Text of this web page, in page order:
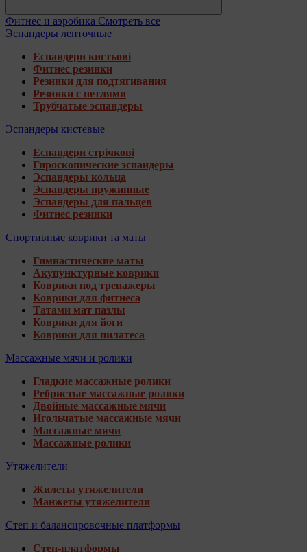
Фитнес и аэробика Смотреть все
Эспандеры ленточные
Еспандери кистьові
Фитнес резинки
Резинки для подтягивания
Резинки с петлями
Трубчатые эспандеры
Эспандеры кистевые
Еспандери стрічкові
Гироскопические эспандеры
Эспандеры кольца
Эспандеры пружинные
Эспандеры для пальцев
Фитнес резинки
Спортивные коврики та маты
Гимнастические маты
Акупунктурные коврики
Коврики под тренажеры
Коврики для фитнеса
Татами мат пазлы
Коврики для йоги
Коврики для пилатеса
Массажные мячи и ролики
Гладкие массажные ролики
Ребристые массажные ролики
Двойные массажные мячи
Игольчатые массажные мячи
Массажные мячи
Массажные ролики
Утяжелители
Жилеты утяжелители
Манжеты утяжелители
Степ и балансировочные платформы
Степ-платформы